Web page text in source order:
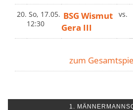
20. So, 17.05.
12:30
BSG Wismut
Gera III
vs.
zum
1.